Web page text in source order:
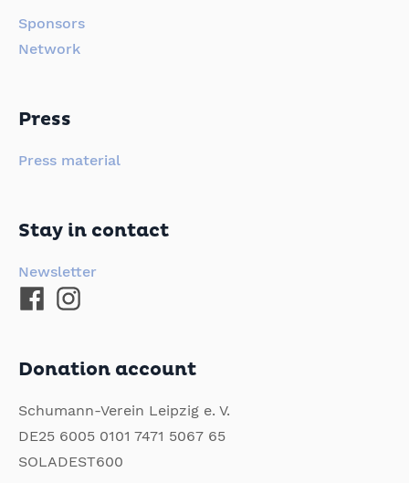
Sponsors
Network
Press
Press material
Stay in contact
Newsletter
Donation account
Schumann-Verein Leipzig e. V.
DE25 6005 0101 7471 5067 65
SOLADEST600